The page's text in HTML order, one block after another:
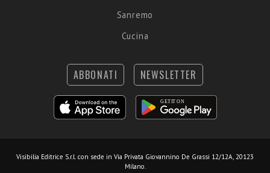
Sanremo
Cucina
ABBONATI NEWSLETTER
Visibilia Editrice S.r.l. con sede in Via Privata Giovannino De Grassi 12/12A, 20123
Milano.